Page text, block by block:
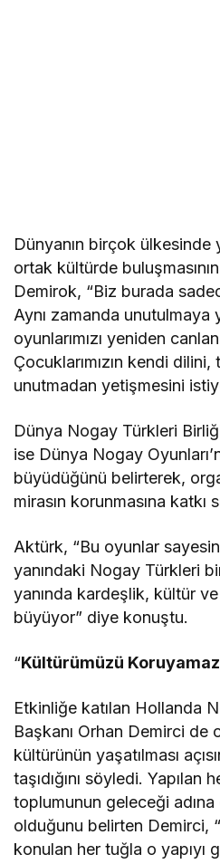
Dünyanın birçok ülkesinde
ortak kültürde
Demirok, “Biz burada
Aynı zamanda
oyunlarımızı yeniden
Çocuklarımızın kendi
unutmadan yetişmesini
Dünya Nogay Türkleri
ise Dünya Nogay
büyüdüğünü belirterek,
mirasın korunmasına
Aktürk, “Bu oyunlar
yanındaki Nogay Türkleri
yanında kardeşlik, kültür
büyüyor” diye konuştu.
“Kültürümüzü
Etkinliğe katılan Hollanda
Başkanı Orhan Demirci
kültürünün yaşatılması
taşıdığını söyledi. Yapılan
toplumunun geleceği adına
olduğunu belirten Demirci,
konulan her tuğla o yapıyı